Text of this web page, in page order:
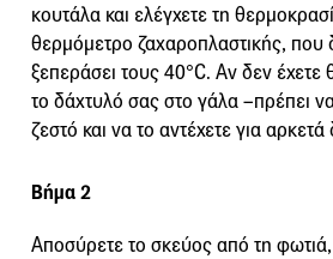
κουτάλα και ελέγχετε τη
θερμόμετρο ζαχαροπλαστικής, που
ξεπεράσει τους 40°C. Αν δεν έχετε
το δάχτυλό σας στο γάλα –πρέπει
ζεστό και να το αντέχετε για
Βήμα 2
Αποσύρετε το σκεύος από τη